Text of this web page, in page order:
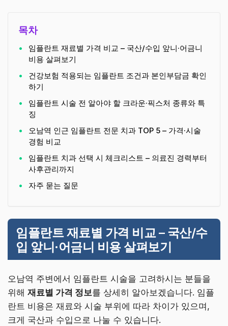
목차
임플란트 재료별 가격 비교 – 국산/수입 앞니·어금니
비용 살펴보기
건강보험 적용되는 임플란트 조건과 본인부담금 확인
하기
임플란트 시술 전 알아야 할 크라운·픽스처 종류와 특
징
오남역 인근 임플란트 전문 치과 TOP 5 – 가격·시술
경험 비교
임플란트 치과 선택 시 체크리스트 – 의료진 경력부터
사후관리까지
자주 묻는 질문
임플란트 재료별 가격 비교 – 국산/수
입 앞니·어금니 비용 살펴보기
오남역 주변에서 임플란트 시술을 고려하시는 분들을
위해 재료별 가격 정보를 상세히 알아보겠습니다. 임플
란트 비용은 재료와 시술 부위에 따라 차이가 있으며,
크게 국산과 수입으로 나눌 수 있습니다.